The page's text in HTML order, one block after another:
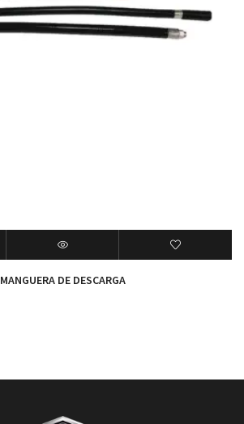
MANGUERA DE DESCARGA